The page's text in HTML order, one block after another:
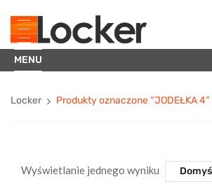
MENU
Locker Produkty oznaczone “JODEŁKA 4”
Wyświetlanie jednego wyniku